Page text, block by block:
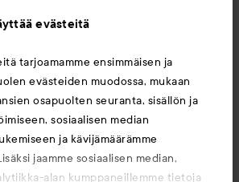
evästeitä
tarjoamamme ensimmäisen ja
evästeiden muodossa, mukaan
osapuolten seuranta, sisällön ja
sosiaalisen median
ja kävijämäärämme
jaamme sosiaalisen median,
alan kumppaneillemme tietoja
tykätä